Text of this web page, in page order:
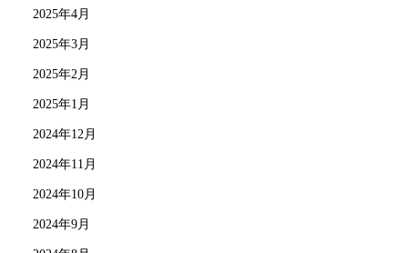
2025年4月
2025年3月
2025年2月
2025年1月
2024年12月
2024年11月
2024年10月
2024年9月